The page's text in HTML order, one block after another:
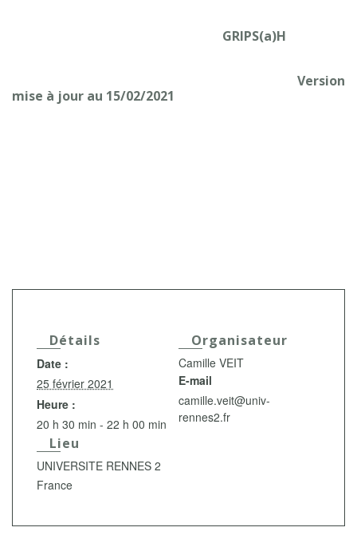
GRIPS(a)H
Version
mise à jour au 15/02/2021
Détails
Date :
25 février 2021
Heure :
20 h 30 min - 22 h 00 min
Lieu
UNIVERSITE RENNES 2
France
Organisateur
Camille VEIT
E-mail
camille.veit@univ-
rennes2.fr